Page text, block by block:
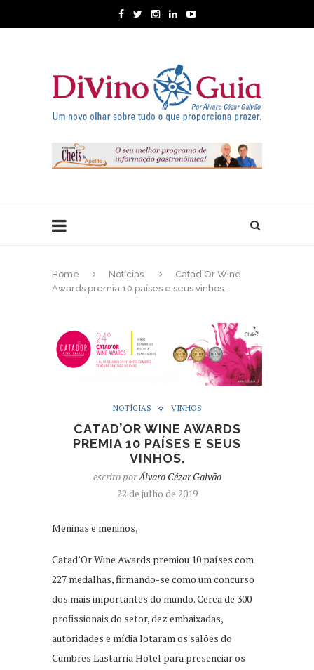
Home Notícias
Catad’Or Wine
Awards premia 10 países e seus vinhos.
NOTÍCIAS VINHOS
CATAD’OR WINE AWARDS
PREMIA 10 PAÍSES E SEUS
VINHOS.
escrito porÁlvaro Cézar Galvão
22 de julho de 2019
Meninas e meninos,
Catad’Or Wine Awards premiou 10 países com
227 medalhas, firmando-se como um concurso
dos mais importantes do mundo. Cerca de 300
profissionais do setor, dez embaixadas,
autoridades e mídia lotaram os salões do
Cumbres Lastarria Hotel para presenciar os